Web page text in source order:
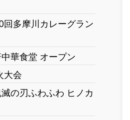
回多摩川カレーグラン
華食堂 オープン
大会
の刃ふわふわ ヒノカ